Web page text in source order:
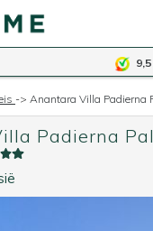
9,5
-> Anantara Villa Padierna
Padierna